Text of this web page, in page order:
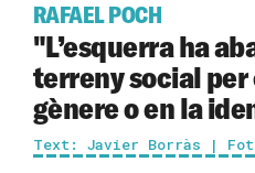
RAFAEL POCH
"L’esquerra ha
terreny social
gènere o en la
Text: Javier Borràs |